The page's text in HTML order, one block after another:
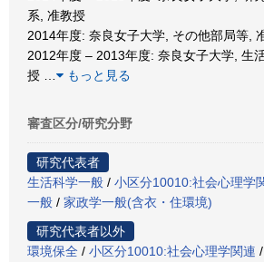
系, 准教授
2014年度: 奈良女子大学, その他部局等,
2012年度 – 2013年度: 奈良女子大学, 生
授
もっと見る
審査区分/研究分野
研究代表者
生活科学一般 / 小区分10010:社会心理学
一般 / 家政学一般(含衣・住環境)
研究代表者以外
環境保全 / 小区分10010:社会心理学関連 /